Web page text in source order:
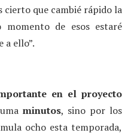
cierto que cambié rápido la
de esos estaré
ello”.
en el proyecto
minutos, sino por los
ocho esta temporada,